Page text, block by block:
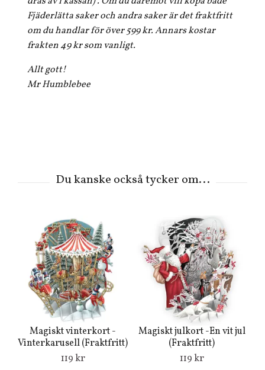
Fjäderlätta saker och andra saker är det fraktfritt
om du handlar för över 599 kr. Annars kostar
frakten 49 kr som vanligt.
Allt gott!
Mr Humblebee
Magiskt vinterkort -
Vinterkarusell (Fraktfritt)
119 kr
Magiskt julkort -En vit jul
(Fraktfritt)
119 kr